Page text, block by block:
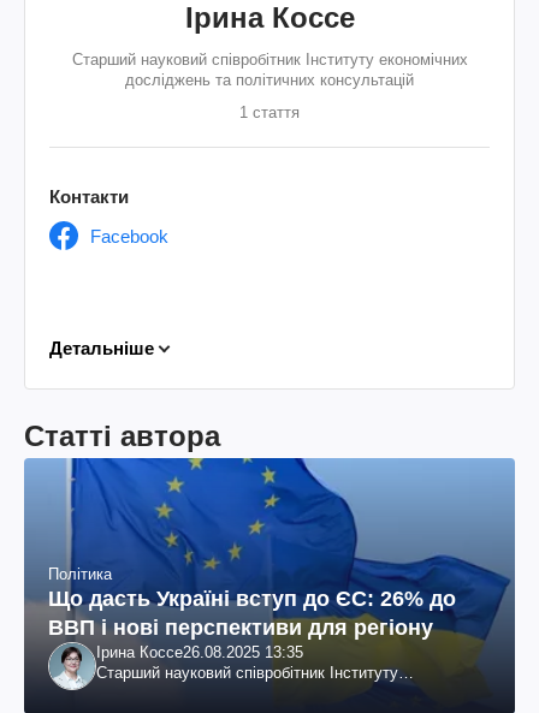
Ірина Коссе
Старший науковий співробітник Інституту економічних
досліджень та політичних консультацій
1 стаття
Контакти
Facebook
Детальніше
Статті автора
Політика
Що дасть Україні вступ до ЄС: 26% до
ВВП і нові перспективи для регіону
Ірина Коссе26.08.2025 13:35
Старший науковий співробітник Інституту